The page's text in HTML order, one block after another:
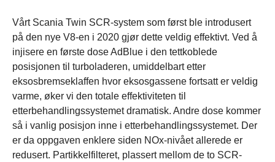
Vårt Scania Twin SCR-system som først ble introdusert
på den nye V8-en i 2020 gjør dette veldig effektivt. Ved å
injisere en første dose AdBlue i den tettkoblede
posisjonen til turboladeren, umiddelbart etter
eksosbremseklaffen hvor eksosgassene fortsatt er veldig
varme, øker vi den totale effektiviteten til
etterbehandlingssystemet dramatisk. Andre dose kommer
så i vanlig posisjon inne i etterbehandlingssystemet. Der
er da oppgaven enklere siden NOx-nivået allerede er
redusert. Partikkelfilteret, plassert mellom de to SCR-